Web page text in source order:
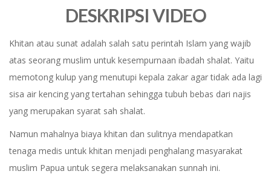
DESKRIPSI VIDEO
Khitan atau sunat adalah salah satu perintah Islam yang wajib
atas seorang muslim untuk kesempurnaan ibadah shalat. Yaitu
memotong kulup yang menutupi kepala zakar agar tidak ada lagi
sisa air kencing yang tertahan sehingga tubuh bebas dari najis
yang merupakan syarat sah shalat.
Namun mahalnya biaya khitan dan sulitnya mendapatkan
tenaga medis untuk khitan menjadi penghalang masyarakat
muslim Papua untuk segera melaksanakan sunnah ini.